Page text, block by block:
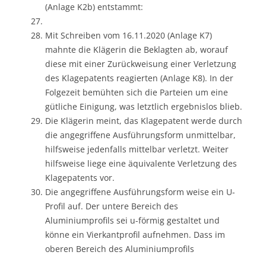
(Anlage K2b) entstammt:
Mit Schreiben vom 16.11.2020 (Anlage K7)
mahnte die Klägerin die Beklagten ab, worauf
diese mit einer Zurückweisung einer Verletzung
des Klagepatents reagierten (Anlage K8). In der
Folgezeit bemühten sich die Parteien um eine
gütliche Einigung, was letztlich ergebnislos blieb.
Die Klägerin meint, das Klagepatent werde durch
die angegriffene Ausführungsform unmittelbar,
hilfsweise jedenfalls mittelbar verletzt. Weiter
hilfsweise liege eine äquivalente Verletzung des
Klagepatents vor.
Die angegriffene Ausführungsform weise ein U-
Profil auf. Der untere Bereich des
Aluminiumprofils sei u-förmig gestaltet und
könne ein Vierkantprofil aufnehmen. Dass im
oberen Bereich des Aluminiumprofils